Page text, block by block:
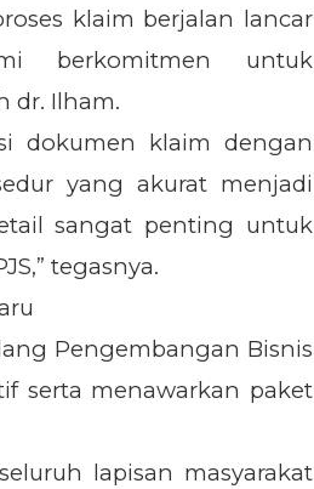
klaim berjalan lancar
berkomitmen untuk
dr. Ilham.
dokumen klaim dengan
yang akurat menjadi
sangat penting untuk
tegasnya.
Pengembangan Bisnis
serta menawarkan paket
lapisan masyarakat